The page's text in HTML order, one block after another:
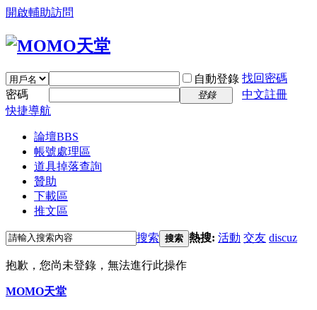
開啟輔助訪問
自動登錄 找回密碼
密碼
登錄
中文註冊
快捷導航
論壇BBS
帳號處理區
道具掉落查詢
贊助
下載區
推文區
搜索 搜索 熱搜: 活動 交友 discuz
抱歉，您尚未登錄，無法進行此操作
MOMO天堂